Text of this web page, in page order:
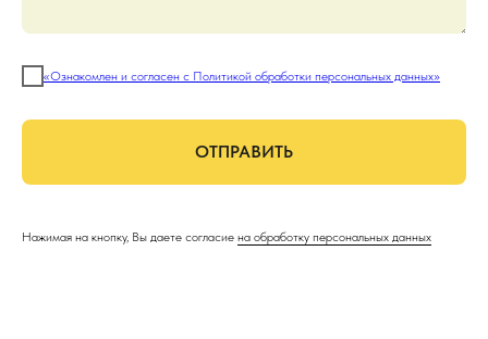
«Ознакомлен и согласен с Политикой обработки персональных данных»
ОТПРАВИТЬ
Нажимая на кнопку, Вы даете согласие на обработку персональных данных